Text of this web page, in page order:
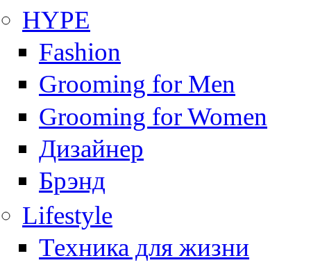
HYPE
Fashion
Grooming for Men
Grooming for Women
Дизайнер
Брэнд
Lifestyle
Техника для жизни